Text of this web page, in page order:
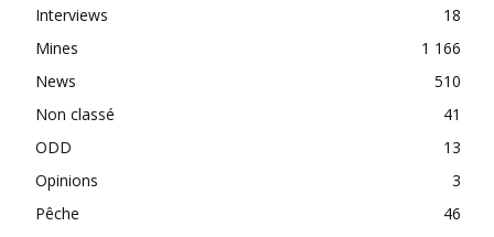
Interviews
18
Mines
1 166
News
510
Non classé
41
ODD
13
Opinions
3
Pêche
46